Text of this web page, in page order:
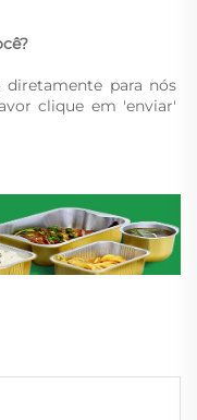
diretamente para nós
clique em 'enviar'